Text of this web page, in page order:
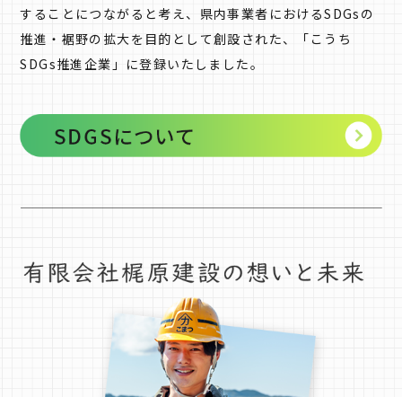
することにつながると考え、県内事業者におけるSDGsの
推進・裾野の拡大を目的として創設された、「こうち
SDGs推進企業」に登録いたしました。